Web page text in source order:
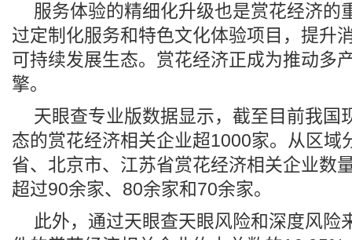
服务体验的精细化升级也是赏花经济的
过定制化服务和特色文化体验项目，提升
可持续发展生态。赏花经济正成为推动多
擎。
天眼查专业版数据显示，截至目前我国
态的赏花经济相关企业超1000家。从区域
省、北京市、江苏省赏花经济相关企业数
超过90余家、80余家和70余家。
此外，通过天眼查天眼风险和深度风险